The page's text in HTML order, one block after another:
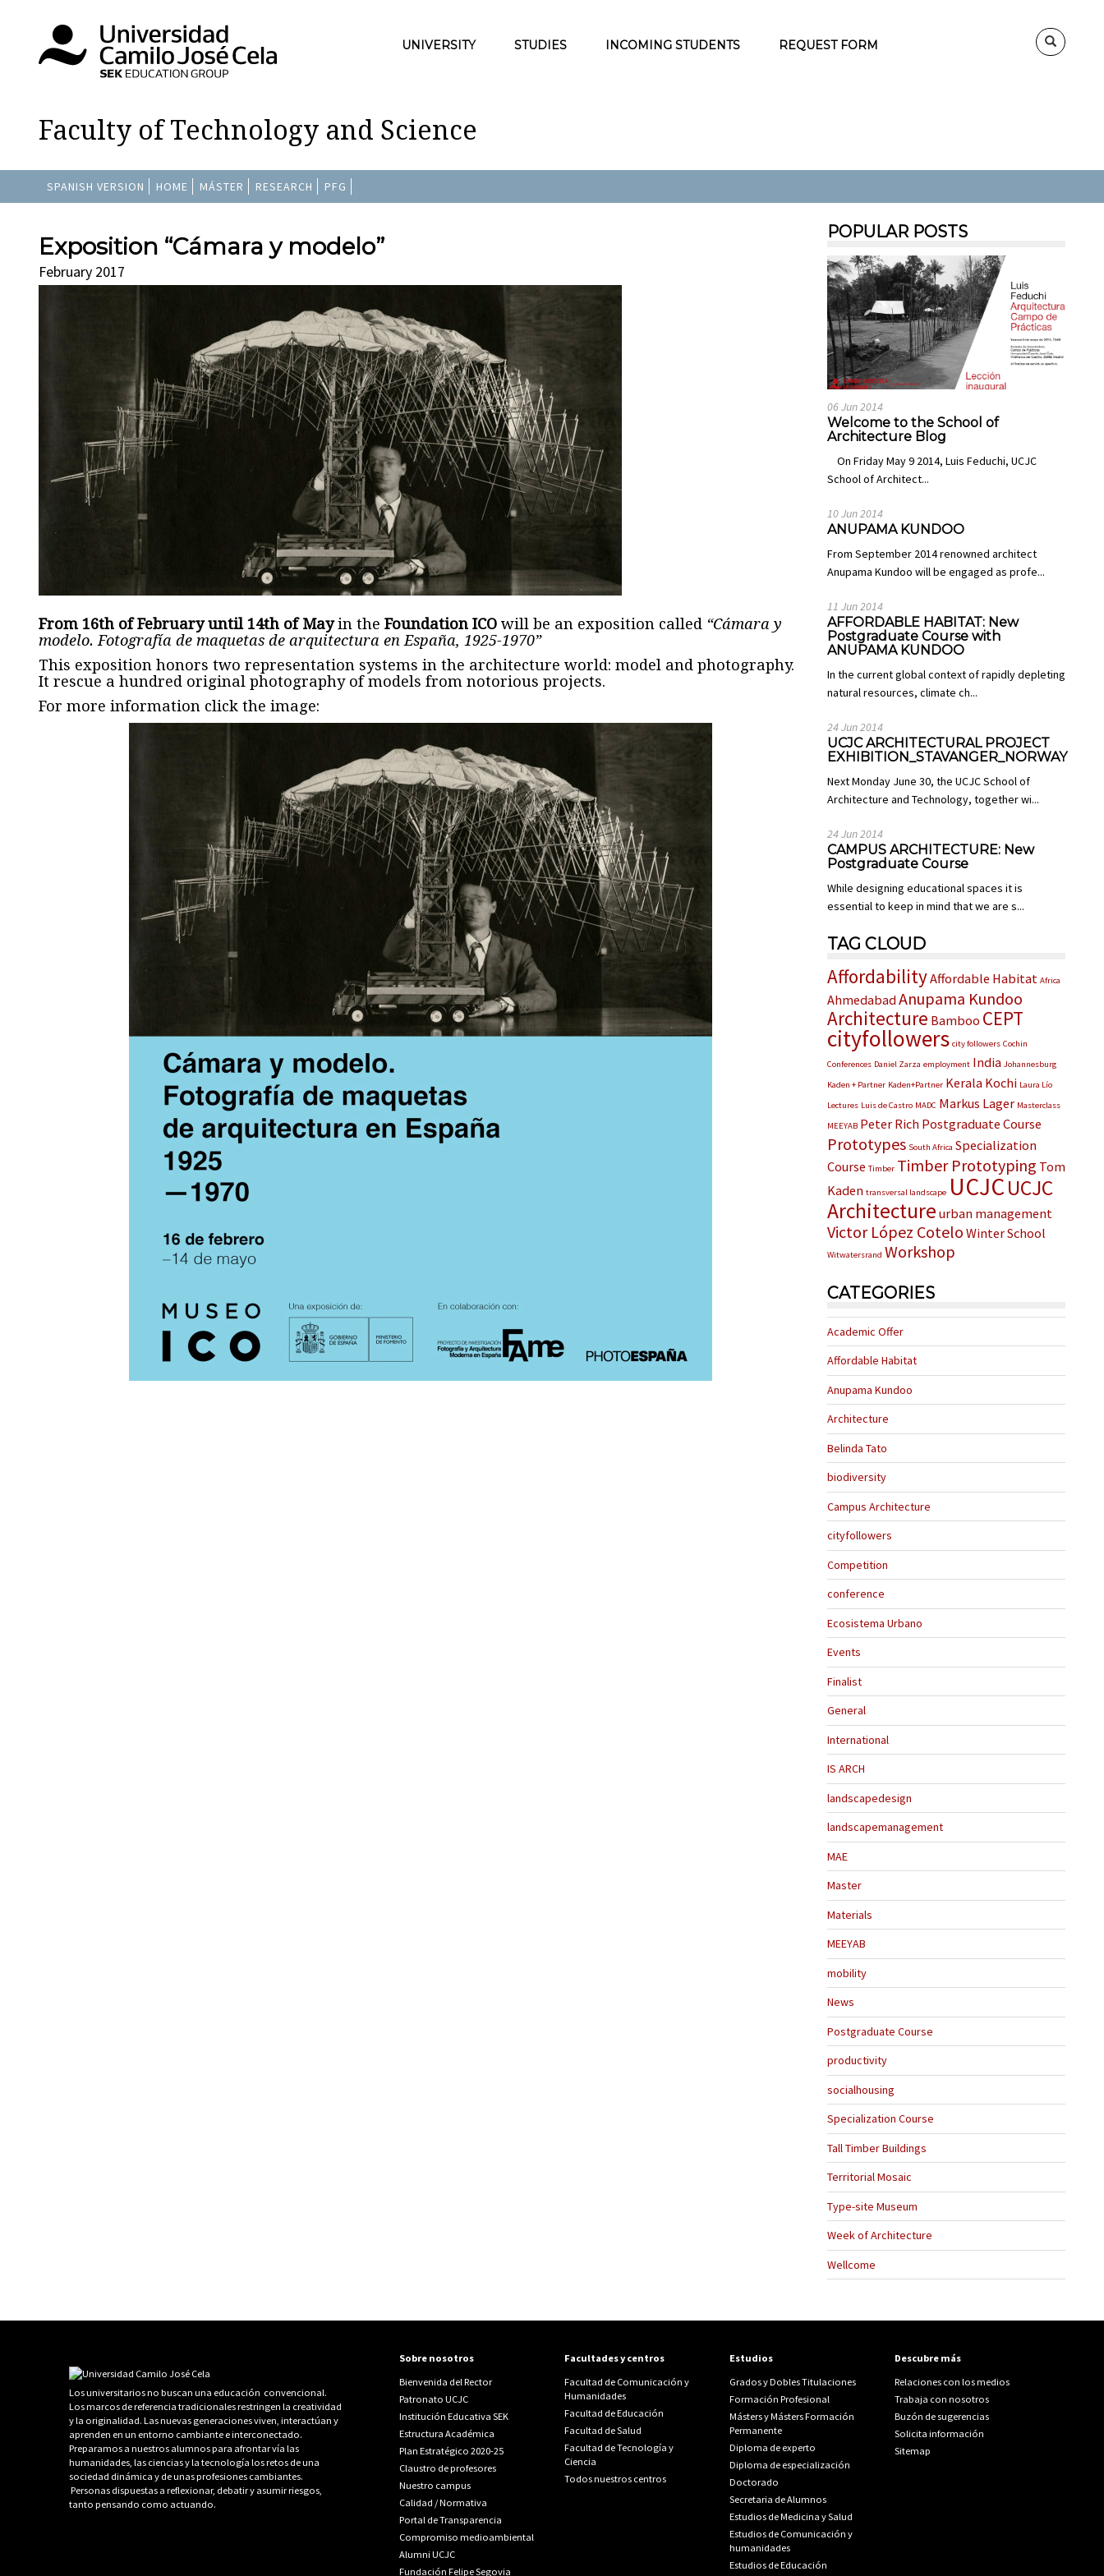
UNIVERSITY STUDIES INCOMING STUDENTS REQUEST FORM
Faculty of Technology and Science
SPANISH VERSION HOME MÁSTER RESEARCH PFG
Exposition “Cámara y modelo”
February 2017
From 16th of February until 14th of Mayin the Foundation ICO will be an exposition called “Cámara y
modelo. Fotografía de maquetas de arquitectura en España, 1925-1970”
This exposition honors two representation systems in the architecture world: model and photography.
It rescue a hundred original photography of models from notorious projects.
For more information click the image:
POPULAR POSTS
06 Jun 2014
Welcome to the School of
Architecture Blog
On Friday May 9 2014, Luis Feduchi, UCJC
School of Architect...
10 Jun 2014
ANUPAMA KUNDOO
From September 2014 renowned architect
Anupama Kundoo will be engaged as profe...
11 Jun 2014
AFFORDABLE HABITAT: New
Postgraduate Course with
ANUPAMA KUNDOO
In the current global context of rapidly depleting
natural resources, climate ch...
24 Jun 2014
UCJC ARCHITECTURAL PROJECT
EXHIBITION_STAVANGER_NORWAY
Next Monday June 30, the UCJC School of
Architecture and Technology, together wi...
24 Jun 2014
CAMPUS ARCHITECTURE: New
Postgraduate Course
While designing educational spaces it is
essential to keep in mind that we are s...
TAG CLOUD
AffordabilityAffordable Habitat Africa
AhmedabadAnupama Kundoo
Architecture Bamboo CEPT
cityfollowers city followers Cochin
Conferences Daniel Zarza employment India Johannesburg
Kaden + Partner Kaden+Partner Kerala Kochi Laura Lío
Lectures Luis de Castro MADC Markus Lager Masterclass
MEEYAB Peter Rich Postgraduate Course
Prototypes South Africa Specialization
Course Timber Timber Prototyping Tom
Kaden transversal landscape UCJCUCJC
Architecture urban management
Victor López Cotelo Winter School
Witwatersrand Workshop
CATEGORIES
Academic Offer
Affordable Habitat
Anupama Kundoo
Architecture
Belinda Tato
biodiversity
Campus Architecture
cityfollowers
Competition
conference
Ecosistema Urbano
Events
Finalist
General
International
IS ARCH
landscapedesign
landscapemanagement
MAE
Master
Materials
MEEYAB
mobility
News
Postgraduate Course
productivity
socialhousing
Specialization Course
Tall Timber Buildings
Territorial Mosaic
Type-site Museum
Week of Architecture
Wellcome
Los universitarios no buscan una educación convencional.
Los marcos de referencia tradicionales restringen la creatividad
y la originalidad. Las nuevas generaciones viven, interactúan y
aprenden en un entorno cambiante e interconectado.
Preparamos a nuestros alumnos para afrontar vía las
humanidades, las ciencias y la tecnología los retos de una
sociedad dinámica y de unas profesiones cambiantes.
Personas dispuestas a reflexionar, debatir y asumir riesgos,
tanto pensando como actuando.
Sobre nosotros
Bienvenida del Rector
Patronato UCJC
Institución Educativa SEK
Estructura Académica
Plan Estratégico 2020-25
Claustro de profesores
Nuestro campus
Calidad /Normativa
Portal de Transparencia
Compromiso medioambiental
Alumni UCJC
Fundación Felipe Segovia
Facultades y centros
Facultad de Comunicación y
Humanidades
Facultad de Educación
Facultad de Salud
Facultad de Tecnología y
Ciencia
Todos nuestros centros
Estudios
Grados y Dobles Titulaciones
Formación Profesional
Másters y Másters Formación
Permanente
Diploma de experto
Diploma de especialización
Doctorado
Secretaria de Alumnos
Estudios de Medicina y Salud
Estudios de Comunicación y
humanidades
Estudios de Educación
Descubre más
Relaciones con los medios
Trabaja con nosotros
Buzón de sugerencias
Solicita información
Sitemap